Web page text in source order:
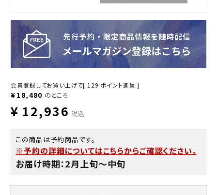
会員登録してお買い上げで[ 129 ポイント進呈 ]
¥ 18,480 のところ
¥ 12,936 税込
この商品は予約商品です。
※予約の詳細についてはこちらからご確認ください。
お届け時期：2月上旬〜中旬